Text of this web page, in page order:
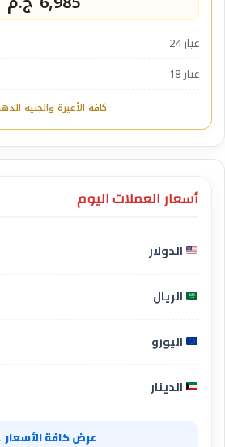
عيار 24
عيار 18
كافة الأعيرة والجنيه
أسعار العملات اليوم
الدولار
الريال
اليورو
الدينار
عرض كافة